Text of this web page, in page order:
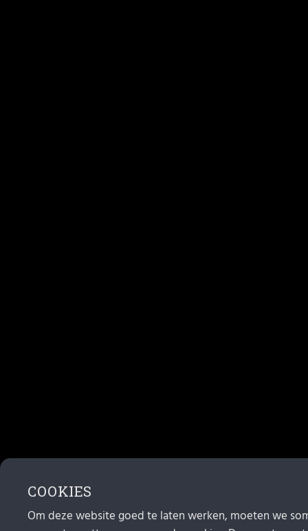
COOKIES
Om deze website goed te laten werken, moeten we